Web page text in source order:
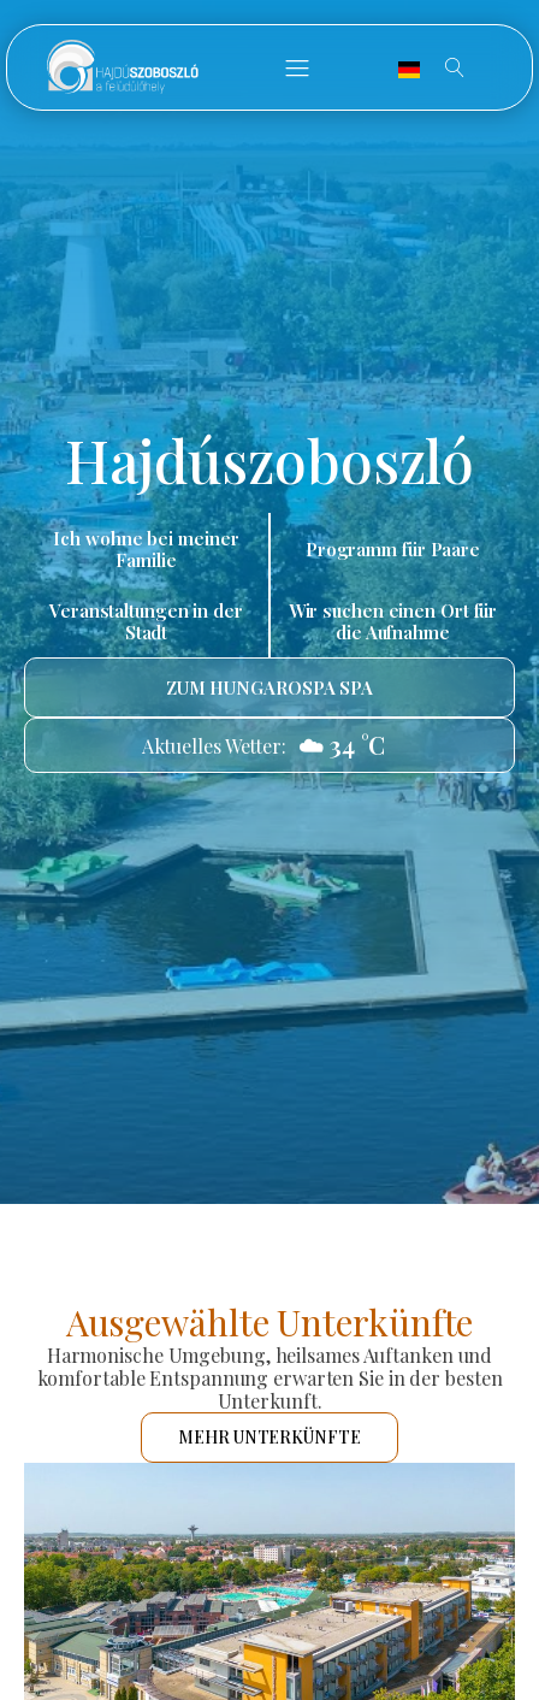
Hajdúszoboszló
Ich wohne bei meiner
Familie
Programm für Paare
Veranstaltungen in der
Stadt
Wir suchen einen Ort für
die Aufnahme
ZUM HUNGAROSPA SPA
Aktuelles Wetter: ☁️ 34 °C
Ausgewählte Unterkünfte
Harmonische Umgebung, heilsames Auftanken und
komfortable Entspannung erwarten Sie in der besten
Unterkunft.
MEHR UNTERKÜNFTE